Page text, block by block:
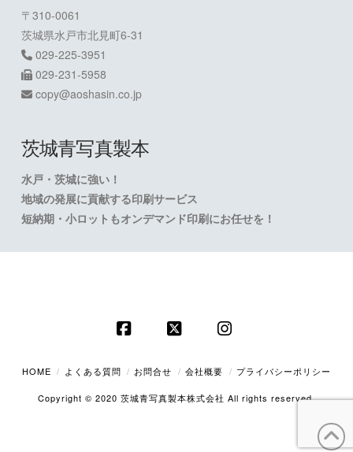
〒310-0061
茨城県水戸市北見町6-31
029-225-3951
029-231-5958
copy@aoshasin.co.jp
茨城青写真製本
水戸・茨城に強い！
地域の発展に貢献する印刷サービス
短納期・小ロットもオンデマンド印刷にお任せを！
Facebook
X Instagram
HOME よくある質問 お問合せ 会社概要 プライバシーポリシー
Copyright © 2020 茨城青写真製本株式会社 All rights reserved.